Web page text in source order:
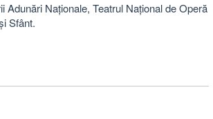
Naționale, Teatrul Național de Operă
Sfânt.